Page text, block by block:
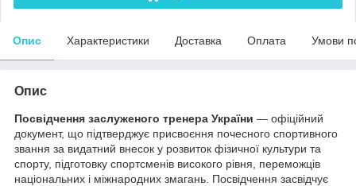
Опис Характеристики Доставка Оплата Умови
Опис
Посвідчення заслуженого тренера України — офіційний
документ, що підтверджує присвоєння почесного спортивного
звання за видатний внесок у розвиток фізичної культури та
спорту, підготовку спортсменів високого рівня, переможців
національних і міжнародних змагань. Посвідчення засвідчує